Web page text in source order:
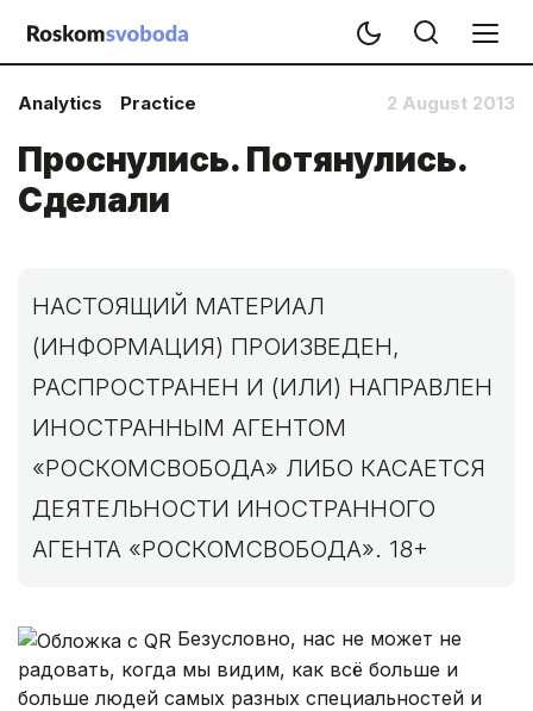
Analytics Practice 2 August 2013
Проснулись. Потянулись.
Сделали
НАСТОЯЩИЙ МАТЕРИАЛ
(ИНФОРМАЦИЯ) ПРОИЗВЕДЕН,
РАСПРОСТРАНЕН И (ИЛИ) НАПРАВЛЕН
ИНОСТРАННЫМ АГЕНТОМ
«РОСКОМСВОБОДА» ЛИБО КАСАЕТСЯ
ДЕЯТЕЛЬНОСТИ ИНОСТРАННОГО
АГЕНТА «РОСКОМСВОБОДА». 18+
Безусловно, нас не может не
радовать, когда мы видим, как всё больше и
больше людей самых разных специальностей и